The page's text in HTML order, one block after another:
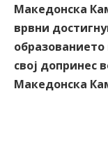
Македонска
врвни
свој допринес
Македонска